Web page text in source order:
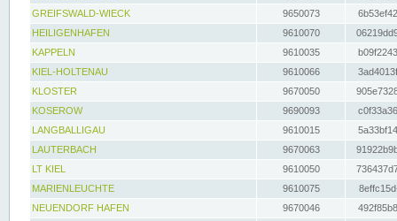
GREIFSWALD-WIECK
9650073
HEILIGENHAFEN
9610070
KAPPELN
9610035
KIEL-HOLTENAU
9610066
KLOSTER
9670050
KOSEROW
9690093
LANGBALLIGAU
9610015
LAUTERBACH
9670063
LT KIEL
9610050
MARIENLEUCHTE
9610075
NEUENDORF HAFEN
9670046